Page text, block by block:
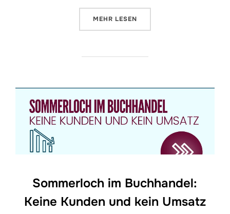
MEHR ÜBER „5 TO WATCH – UND ICH
LESEN
Sommerloch im Buchhandel:
Keine Kunden und kein Umsatz